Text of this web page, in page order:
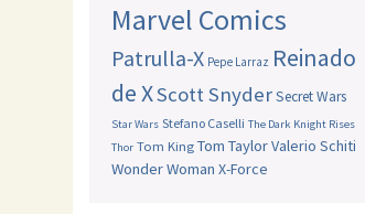
Marvel Comics
Patrulla-X Pepe Larraz Reinado
de XScott SnyderSecret Wars
Star Wars Stefano Caselli The Dark Knight Rises
Thor Tom King Tom TaylorValerio Schiti
Wonder Woman X-Force